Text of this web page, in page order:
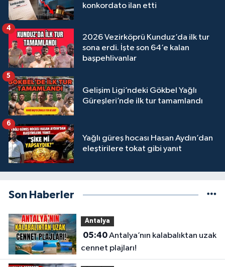
konkordato ilan etti
2026 Vezirköprü Kunduz’da ilk tur
sona erdi. İşte son 64’e kalan
başpehlivanlar
4
Gelişim Ligi’ndeki Gökbel Yağlı
Güreşleri’nde ilk tur tamamlandı
5
Yağlı güreş hocası Hasan Aydın’dan
eleştirilere tokat gibi yanıt
6
Son Haberler
Antalya
05:40Antalya’nın kalabalıktan uzak
cennet plajları!